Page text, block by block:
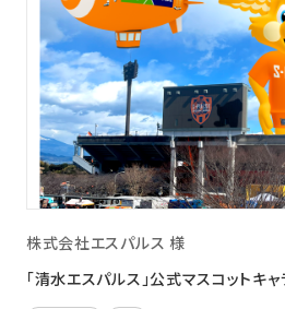
株式会社エスパルス 様
「清水エスパルス」公式マスコットキ